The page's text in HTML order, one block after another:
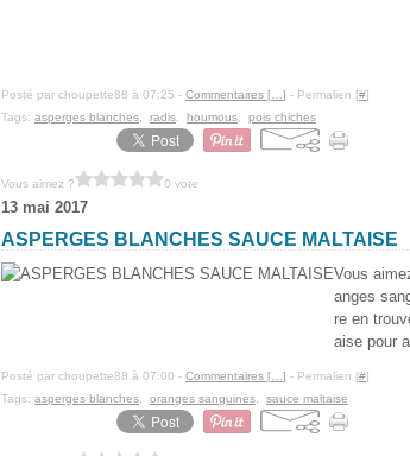
Posté par choupette88 à 07:25 - Commentaires [ ] - Permalien [#]
Tags: asperges blanches radis houmous pois chiches
Vous aimez ? 0 vote
13 mai 2017
ASPERGES BLANCHES SAUCE MALTAISE
Vous
anges
re en
aise pour
Posté par choupette88 à 07:00 - Commentaires [ ] - Permalien [#]
Tags: asperges blanches oranges sanguines sauce maltaise